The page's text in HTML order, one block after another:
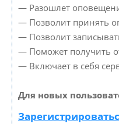
— Разошлет
— Позволит принять
— Позволит
— Поможет получить
— Включает в себя
Для новых